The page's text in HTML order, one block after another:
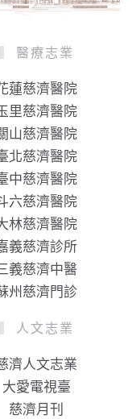
醫療志業
蓮慈濟醫院
里慈濟醫院
山慈濟醫院
北慈濟醫院
中慈濟醫院
六慈濟醫院
林慈濟醫院
義慈濟診所
義慈濟中醫
州慈濟門診
人文志業
濟人文志業
大愛電視臺
慈濟月刊